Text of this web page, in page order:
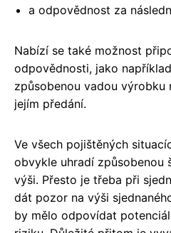
a odpovědnost za
Nabízí se také možnost
odpovědnosti, jako
způsobenou vadou výrobku
jejím předání.
Ve všech pojištěných
obvykle uhradí způsobenou
výši. Přesto je třeba při
dát pozor na výši
by mělo odpovídat